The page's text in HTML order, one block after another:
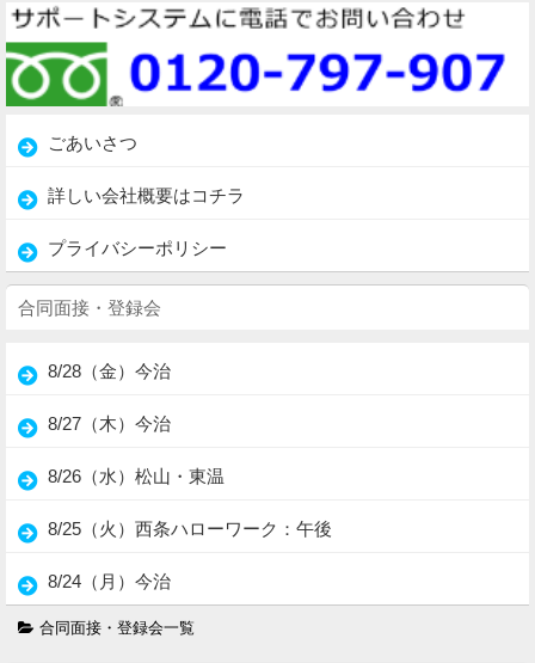
ごあいさつ
詳しい会社概要はコチラ
プライバシーポリシー
合同面接・登録会
8/28（金）今治
8/27（木）今治
8/26（水）松山・東温
8/25（火）西条ハローワーク：午後
8/24（月）今治
合同面接・登録会一覧